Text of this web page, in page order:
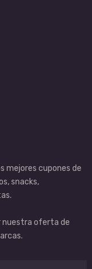
mejores cupones de
snacks,
nuestra oferta de